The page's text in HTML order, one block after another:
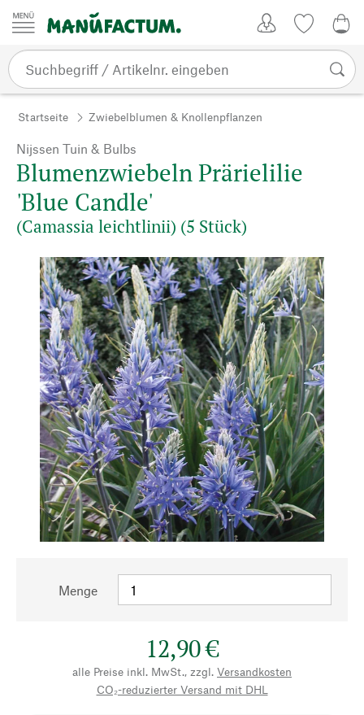
Zum Inhalt springen
Startseite Zwiebelblumen & Knollenpflanzen
Nijssen Tuin & Bulbs
Blumenzwiebeln Prärielilie
'Blue Candle'
(Camassia leichtlinii) (5 Stück)
Menge
12,90 €
alle Preise inkl. MwSt., zzgl. Versandkosten
CO₂-reduzierter Versand mit DHL